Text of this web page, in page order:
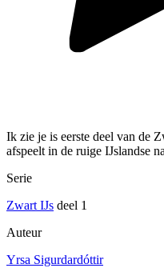
Ik zie je is eerste deel van de
afspeelt in de ruige IJslandse
Serie
Zwart IJs deel 1
Auteur
Yrsa Sigurdardóttir